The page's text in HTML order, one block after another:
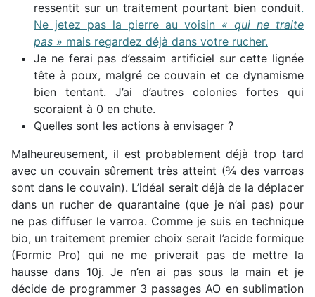
ressentit sur un traitement pourtant bien conduit.
Ne jetez pas la pierre au voisin « qui ne traite
pas » mais regardez déjà dans votre rucher.
Je ne ferai pas d’essaim artificiel sur cette lignée
tête à poux, malgré ce couvain et ce dynamisme
bien tentant. J’ai d’autres colonies fortes qui
scoraient à 0 en chute.
Quelles sont les actions à envisager ?
Malheureusement, il est probablement déjà trop tard
avec un couvain sûrement très atteint (¾ des varroas
sont dans le couvain). L’idéal serait déjà de la déplacer
dans un rucher de quarantaine (que je n’ai pas) pour
ne pas diffuser le varroa. Comme je suis en technique
bio, un traitement premier choix serait l’acide formique
(Formic Pro) qui ne me priverait pas de mettre la
hausse dans 10j. Je n’en ai pas sous la main et je
décide de programmer 3 passages AO en sublimation